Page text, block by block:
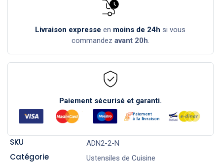
Livraison expresse en moins de 24h si vous
commandez avant 20h.
Paiement sécurisé et garanti.
SKU ADN2-2-N
Catégorie Ustensiles de Cuisine